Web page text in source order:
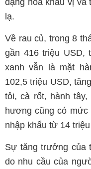
dạng hóa khẩu vị và
lạ.
Về rau củ, trong 8
gần 416 triệu USD,
xanh vẫn là mặt
102,5 triệu USD,
tỏi, cà rốt, hành tây,
hương cũng có
nhập khẩu từ 14
Sự tăng trưởng của
do nhu cầu của